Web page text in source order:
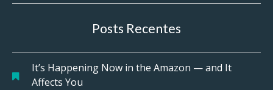
Posts Recentes
It’s Happening Now in the Amazon — and It
Affects You